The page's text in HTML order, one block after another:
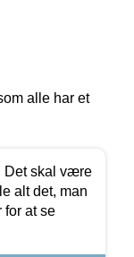
alle har et
Det skal være
alt det, man
for at se